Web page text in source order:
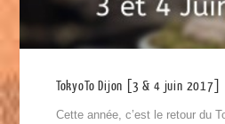
TokyoTo Dijon [3 & 4 juin 2017]
Cette année, c’est le retour du